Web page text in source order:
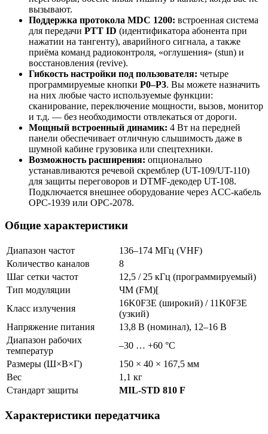
вызывают.
Поддержка протокола MDC 1200: встроенная система
для передачи PTT ID (идентификатора абонента при
нажатии на тангенту), аварийного сигнала, а также
приёма команд радиоконтроля, «оглушения» (stun) и
восстановления (revive).
Гибкость настройки под пользователя: четыре
программируемые кнопки P0–P3. Вы можете назначить
на них любые часто используемые функции:
сканирование, переключение мощности, вызов, монитор
и т.д. — без необходимости отвлекаться от дороги.
Мощный встроенный динамик: 4 Вт на передней
панели обеспечивает отличную слышимость даже в
шумной кабине грузовика или спецтехники.
Возможность расширения: опционально
устанавливаются речевой скремблер (UT-109/UT-110)
для защиты переговоров и DTMF-декодер UT-108.
Подключается внешнее оборудование через ACC-кабель
OPC-1939 или OPC-2078.
Общие характеристики
Диапазон частот
136–174 МГц (VHF)
Количество каналов
8
Шаг сетки частот
12,5 / 25 кГц (программируемый)
Тип модуляции
ЧМ (FM)[
Класс излучения
16K0F3E (широкий) / 11K0F3E
(узкий)
Напряжение питания
13,8 В (номинал), 12–16 В
Диапазон рабочих
температур
–30 … +60 °C
Размеры (Ш×В×Г)
150 × 40 × 167,5 мм
Вес
1,1 кг
Стандарт защиты
MIL-STD 810 F
Характеристики передатчика